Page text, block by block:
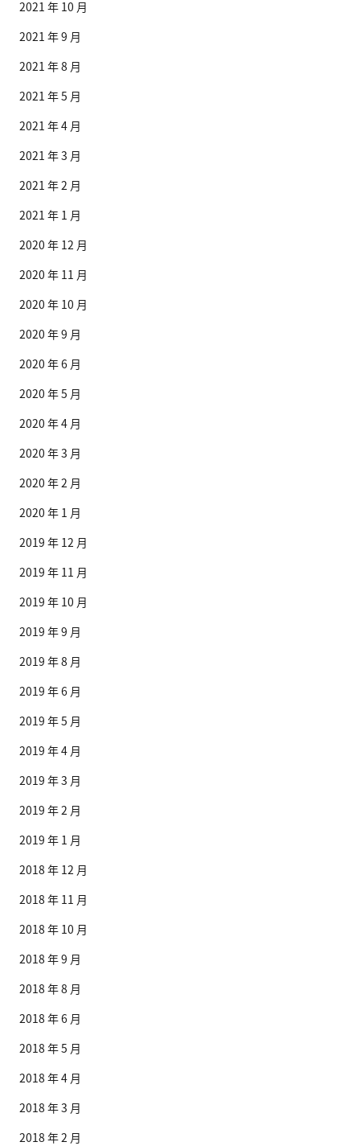
2021 年 10 月
2021 年 9 月
2021 年 8 月
2021 年 5 月
2021 年 4 月
2021 年 3 月
2021 年 2 月
2021 年 1 月
2020 年 12 月
2020 年 11 月
2020 年 10 月
2020 年 9 月
2020 年 6 月
2020 年 5 月
2020 年 4 月
2020 年 3 月
2020 年 2 月
2020 年 1 月
2019 年 12 月
2019 年 11 月
2019 年 10 月
2019 年 9 月
2019 年 8 月
2019 年 6 月
2019 年 5 月
2019 年 4 月
2019 年 3 月
2019 年 2 月
2019 年 1 月
2018 年 12 月
2018 年 11 月
2018 年 10 月
2018 年 9 月
2018 年 8 月
2018 年 6 月
2018 年 5 月
2018 年 4 月
2018 年 3 月
2018 年 2 月